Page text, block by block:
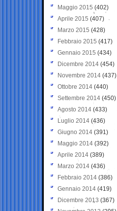
Maggio 2015 (402)
Aprile 2015 (407)
Marzo 2015 (428)
Febbraio 2015 (417)
Gennaio 2015 (434)
Dicembre 2014 (454)
Novembre 2014 (437)
Ottobre 2014 (440)
Settembre 2014 (450)
Agosto 2014 (433)
Luglio 2014 (436)
Giugno 2014 (391)
Maggio 2014 (392)
Aprile 2014 (389)
Marzo 2014 (436)
Febbraio 2014 (386)
Gennaio 2014 (419)
Dicembre 2013 (367)